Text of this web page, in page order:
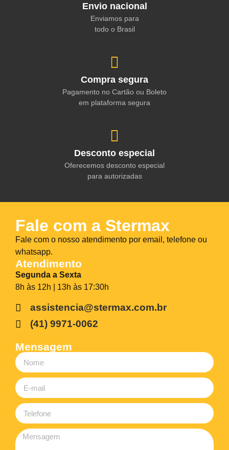
Envio nacional
Enviamos para
todo o Brasil
Compra segura
Pagamento no Cartão ou Boleto
em plataforma segura
Desconto especial
Oferecemos desconto especial
para autorizadas
Fale com a Stermax
Fale com o nosso atendimento por email, telefone ou
whatsapp.
Atendimento
Segunda a Sexta
8h às 12h | 13h às 17:30h
assistencia@stermax.com.br
(41) 9971-0062
Mensagem